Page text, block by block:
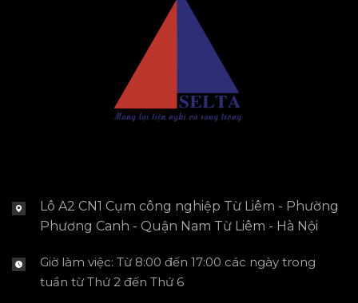
Lô A2 CN1 Cụm công nghiệp Từ Liêm - Phường
Phương Canh - Quận Nam Từ Liêm - Hà Nội
Giờ làm việc: Từ 8:00 đến 17:00 các ngày trong
tuần từ Thứ 2 đến Thứ 6